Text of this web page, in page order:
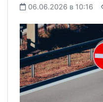
06.06.2026 в 10:16